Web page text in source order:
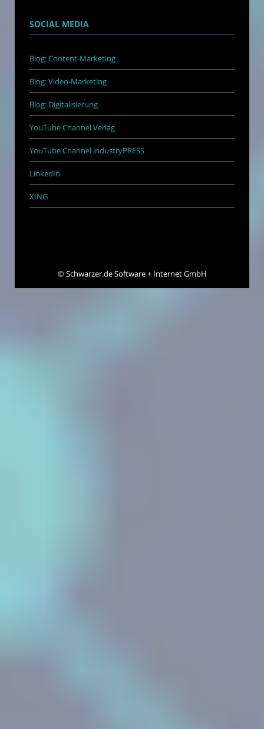
SOCIAL MEDIA
Blog: Content-Marketing
Blog: Video-Marketing
Blog: Digitalisierung
YouTube Channel Verlag
YouTube Channel industryPRESS
LinkedIn
XING
©Schwarzer.de Software + Internet GmbH